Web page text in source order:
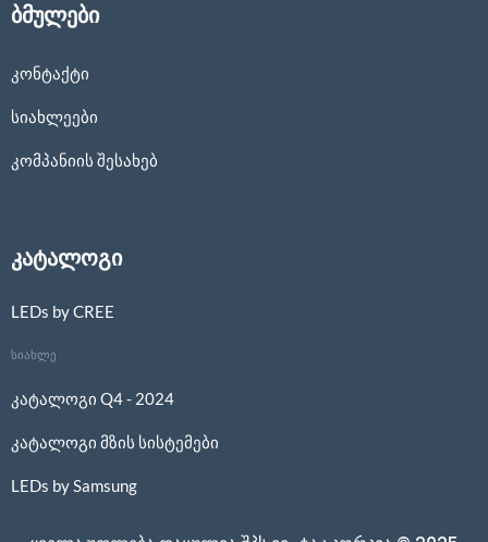
ბმულები
კონტაქტი
სიახლეები
კომპანიის შესახებ
კატალოგი
LEDs by CREE
სიახლე
კატალოგი Q4 - 2024
კატალოგი მზის სისტემები
LEDs by Samsung